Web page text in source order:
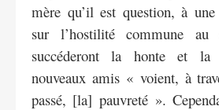
mère qu’il est question, à
sur l’hostilité commune
succéderont la honte et
nouveaux amis « voient, à
passé, [la] pauvreté ».